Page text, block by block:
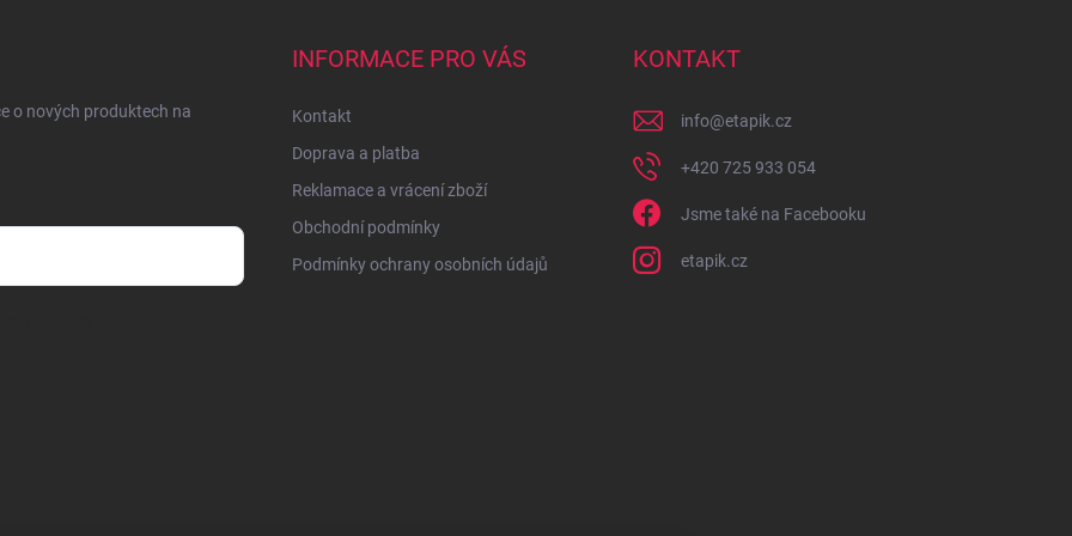
o nových produktech na
INFORMACE PRO VÁS
Kontakt
Doprava a platba
Reklamace a vrácení zboží
Obchodní podmínky
Podmínky ochrany osobních údajů
KONTAKT
info@etapik.cz
+420 725 933 054
Jsme také na Facebooku
etapik.cz